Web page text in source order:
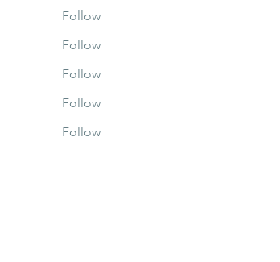
Follow
Follow
Follow
Follow
Follow